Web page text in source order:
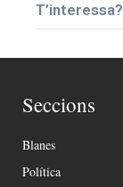
T’interessa?
Seccions
Blanes
Política